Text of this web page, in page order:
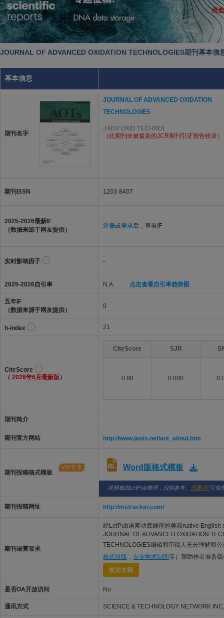
JOURNAL OF ADVANCED OXIDATION TECHNOLOGIES期刊基本信
基本信息
期刊名字
JOURNAL OF ADVANCED OXIDATION
TECHNOLOGIES
J ADV OXID TECHNOL
（此期刊未被最新的JCR期刊引证报告收录）
期刊ISSN 1203-8407
2025-2026最新IF
（数据来源于网友提供）
注册或登录后，查看IF
实时影响因子 -
2025-2026自引率 N.A. 点击查看自引率趋势图
五年IF
（数据来源于网友提供）
0
h-index 21
CiteScore
（ 2026年6月最新版 ）
CiteScore SJR
0.88 0.000
期刊简介
期刊官方网站 http://www.jaots.net/aot_about.htm
期刊投稿格式模板
VIP专享 Word版格式模板
此模板由LetPub整理，仅供参考。 开通VIP可免
期刊投稿网址 http://mstracker.com/
期刊语言要求
经LetPub语言功底雄厚的美籍native English
JOURNAL OF ADVANCED OXIDATION
TECHNOLOGIES编辑和审稿人充分理解和
格式排版 ， 专业学术制图等）帮助作者准备
提交文稿
是否OA开放访问 No
通讯方式 SCIENCE & TECHNOLOGY NETWORK